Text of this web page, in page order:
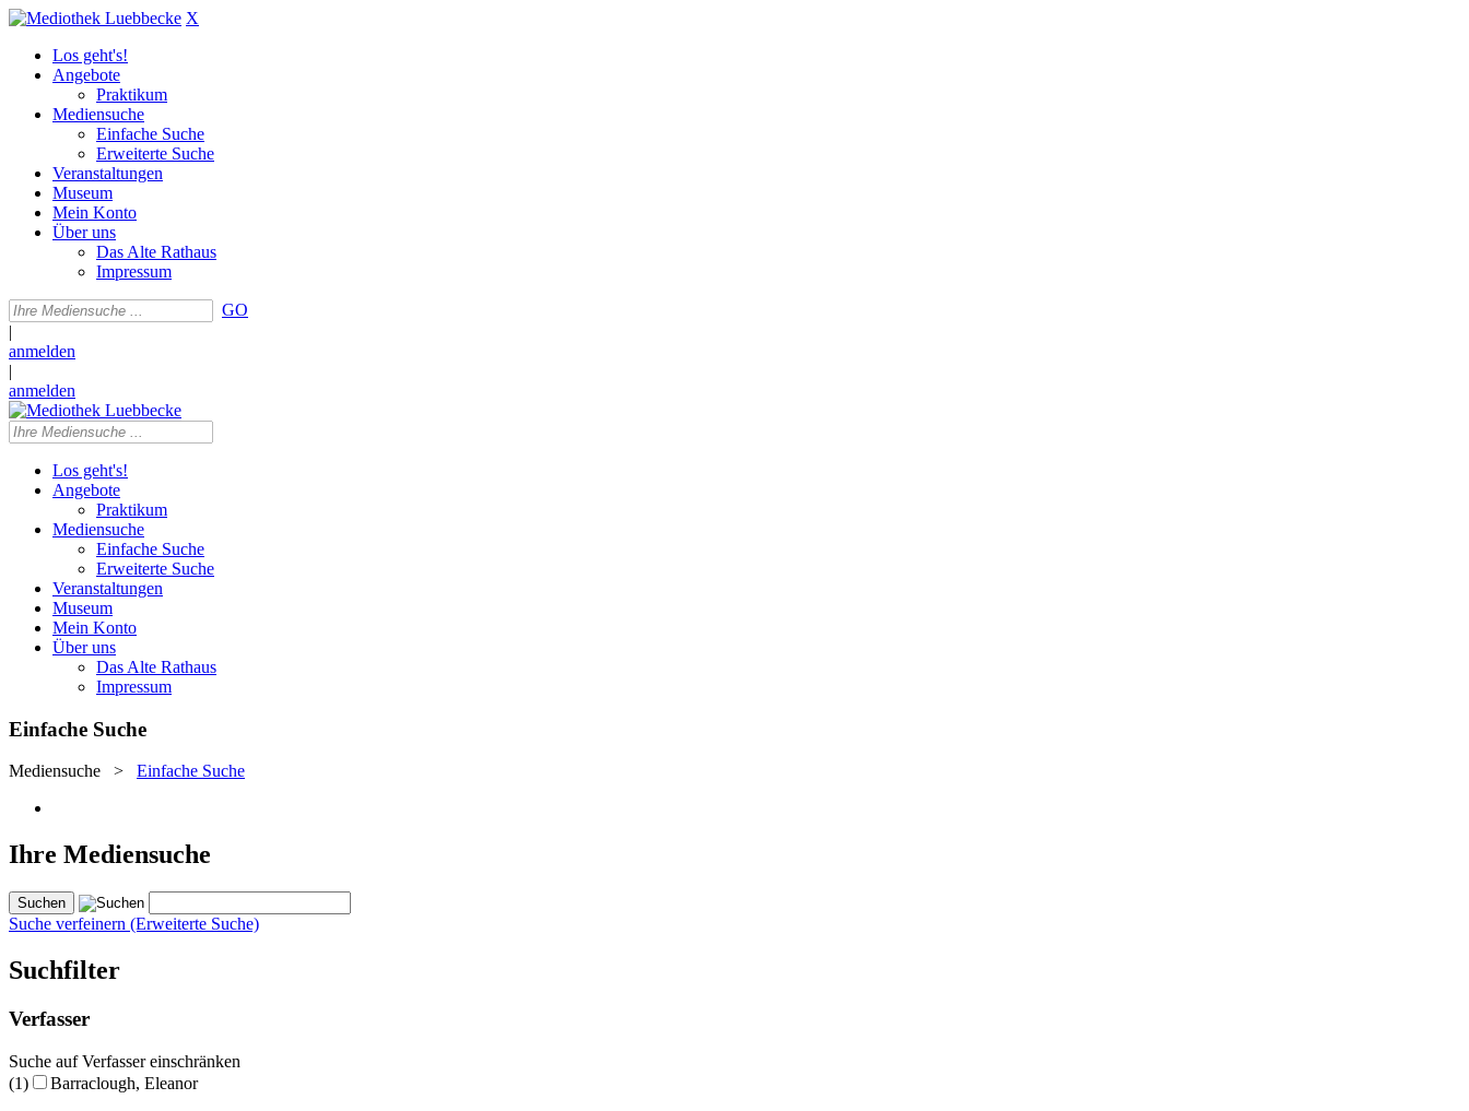
X
Los geht's!
Angebote
Praktikum
Mediensuche
Einfache Suche
Erweiterte Suche
Veranstaltungen
Museum
Mein Konto
Über uns
Das Alte Rathaus
Impressum
GO
|
anmelden
|
anmelden
Los geht's!
Angebote
Praktikum
Mediensuche
Einfache Suche
Erweiterte Suche
Veranstaltungen
Museum
Mein Konto
Über uns
Das Alte Rathaus
Impressum
Einfache Suche
Mediensuche > Einfache Suche
Ihre Mediensuche
Suche verfeinern (Erweiterte Suche)
Suchfilter
Verfasser
Suche auf Verfasser einschränken
(1)
Barraclough, Eleanor